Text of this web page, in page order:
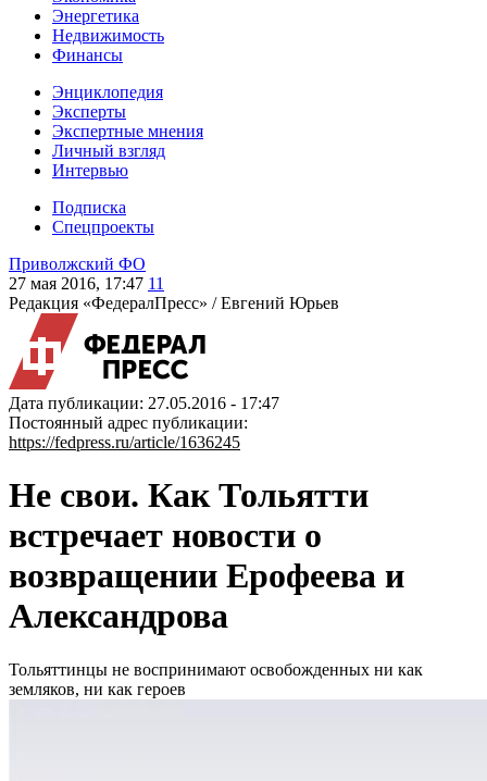
Энергетика
Недвижимость
Финансы
Энциклопедия
Эксперты
Экспертные мнения
Личный взгляд
Интервью
Подписка
Спецпроекты
Приволжский ФО
27 мая 2016, 17:47 11
Редакция «ФедералПресс» /Евгений Юрьев
Дата публикации: 27.05.2016 - 17:47
Постоянный адрес публикации:
https://fedpress.ru/article/1636245
Не свои. Как Тольятти
встречает новости о
возвращении Ерофеева и
Александрова
Тольяттинцы не воспринимают освобожденных ни как
земляков, ни как героев